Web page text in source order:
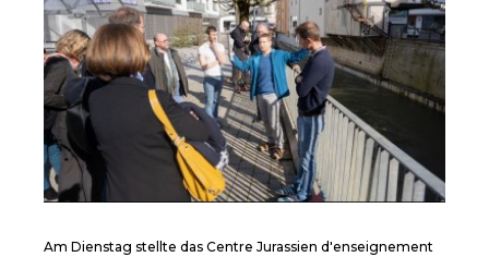
Am Dienstag stellte das Centre Jurassien d'enseignement